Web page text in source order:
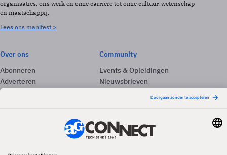
organisaties, ons werk en onze carrière tot onze cultuur, wetenschap
en maatschappij.
Lees ons manifest >
Over ons
Abonneren
Adverteren
Contact
Community
Events & Opleidingen
Nieuwsbrieven